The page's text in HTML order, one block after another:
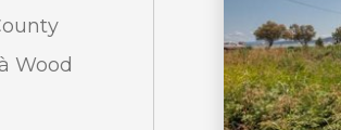
Wood